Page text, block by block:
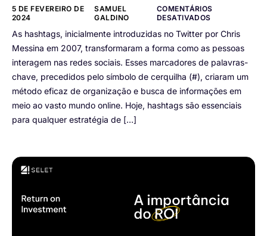
5 DE FEVEREIRO DE
2024
SAMUEL
GALDINO
COMENTÁRIOS
DESATIVADOS
As hashtags, inicialmente introduzidas no Twitter por Chris
Messina em 2007, transformaram a forma como as pessoas
interagem nas redes sociais. Esses marcadores de palavras-
chave, precedidos pelo símbolo de cerquilha (#), criaram um
método eficaz de organização e busca de informações em
meio ao vasto mundo online. Hoje, hashtags são essenciais
para qualquer estratégia de […]